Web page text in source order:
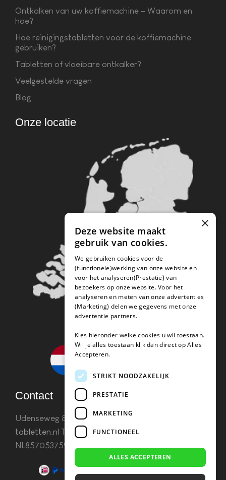
Ontkalken van uw koffiemachine – Waarom en
hoe?
Hoe reinigingstabletten voor de koffiemachine
gebruiken?
Tabletten of vloeibare ontkalker?
Veelgestelde vragen
Blog
Onze locatie
Contact
Udenseweg 8B 5405 PA Udeninfo(@)koffie-
tabletten.nl Tel. 085 782 5578KvK 67529623 Btw:
NL857053759B01
×
Deze website maakt
gebruik van cookies.
We gebruiken cookies voor de
(functionele)werking van onze website en
voor het analyseren(Prestatie) van
bezoekers op onze website. Voor het
analyseren en meten van onze advertenties
(Marketing) delen we gegevens met onze
advertentie partners.
Kies hieronder welke cookies u wil toestaan.
Wil je alles toestaan klik dan direct op Alles
Accepteren.
STRIKT NOODZAKELIJK
PRESTATIE
MARKETING
FUNCTIONEEL
ALLES ACCEPTEREN